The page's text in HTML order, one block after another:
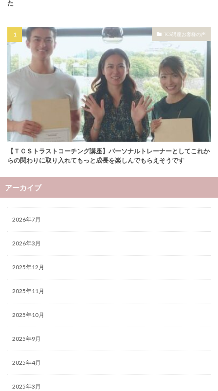
た
TCS講座お客様の声
【ＴＣＳトラストコーチング講座】パーソナルトレーナーとしてこれか
らの関わりに取り入れてもっと成長を楽しんでもらえそうです
アーカイブ
2026年7月
2026年3月
2025年12月
2025年11月
2025年10月
2025年9月
2025年4月
2025年3月